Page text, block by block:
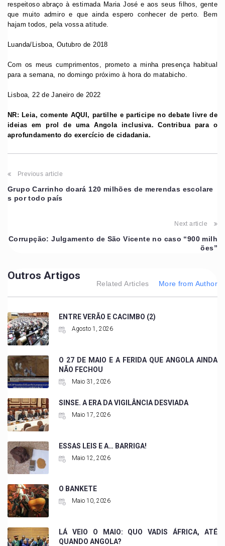
respeitoso abraço à estimada Maria José e aos seus filhos, gente
que muito admiro e que ainda espero conhecer de perto. Bem
hajam todos, pela vossa atitude.
Luanda/Lisboa, Outubro de 2018
Com os meus cumprimentos, prometo a minha presença habitual
para a semana, no domingo próximo à hora do matabicho.
Lisboa, 22 de Janeiro de 2022
NR: Leia, comente AQUI, partilhe e participe no debate livre de
ideias em prol de uma Angola inclusiva. Contribua para o
aprofundamento do exercício de cidadania.
Previous article
Grupo Carrinho doará 120 milhões de merendas escolare
s por todo país
Next article
Corrupção: Julgamento de São Vicente no caso “900 milh
ões”
Outros Artigos
Related Articles More from Author
ENTRE VERÃO E CACIMBO (2)
Agosto 1, 2026
O 27 DE MAIO E A FERIDA QUE ANGOLA AINDA
NÃO FECHOU
Maio 31, 2026
SINSE. A ERA DA VIGILÂNCIA DESVIADA
Maio 17, 2026
ESSAS LEIS E A… BARRIGA!
Maio 12, 2026
O BANKETE
Maio 10, 2026
LÁ VEIO O MAIO: QUO VADIS ÁFRICA, ATÉ
QUANDO ANGOLA?